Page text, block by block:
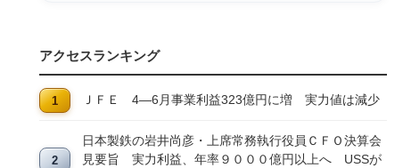
アクセスランキング
ＪＦＥ 4―6月事業利益323億円に増 実力値は減少
日本製鉄の岩井尚彦・上席常務執行役員ＣＦＯ決算会
見要旨 実力利益、年率９０００億円以上へ USSが